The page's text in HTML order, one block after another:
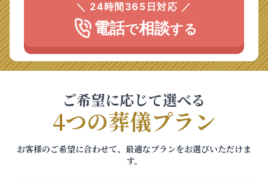
＼ 24時間365日対応 ／
電話で相談する
ご希望に応じて選べる
4つの葬儀プラン
お客様のご希望に合わせて、最適なプランをお選びいただけま
す。